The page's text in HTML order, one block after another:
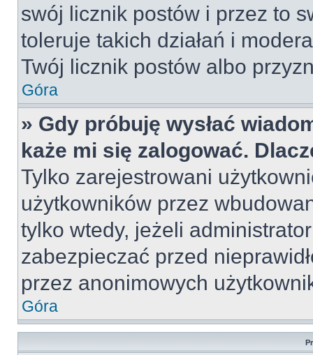
swój licznik postów i przez to
toleruje takich działań i
Twój licznik postów albo
Góra
» Gdy próbuję wysłać
każe mi się zalogować.
Tylko zarejestrowani
użytkowników przez
tylko wtedy, jeżeli
zabezpieczać przed
przez anonimowych
Góra